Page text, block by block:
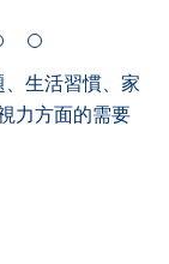
生活習慣、家
力方面的需要